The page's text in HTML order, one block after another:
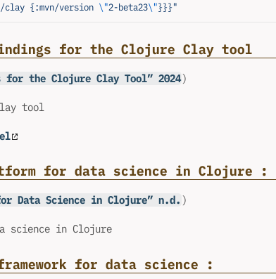
{:mvn/version \"2-beta23\"}}}"
for the Clojure Clay tool
for the Clojure Clay Tool” 2024)
tool
for data science in Clojure :
Data Science in Clojure” n.d. )
science in Clojure
for data science :